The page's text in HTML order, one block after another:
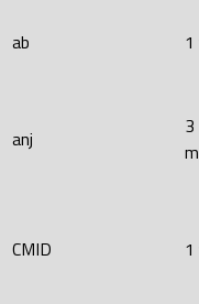
ab
anj
3
CMID